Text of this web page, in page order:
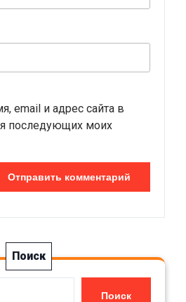
email и адрес сайта в
последующих моих
Поиск
Поиск